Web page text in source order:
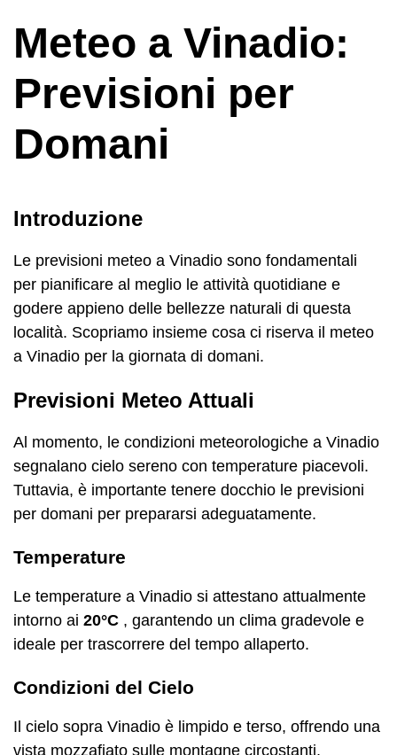
Meteo a Vinadio:
Previsioni per
Domani
Introduzione
Le previsioni meteo a Vinadio sono fondamentali
per pianificare al meglio le attività quotidiane e
godere appieno delle bellezze naturali di questa
località. Scopriamo insieme cosa ci riserva il meteo
a Vinadio per la giornata di domani.
Previsioni Meteo Attuali
Al momento, le condizioni meteorologiche a Vinadio
segnalano cielo sereno con temperature piacevoli.
Tuttavia, è importante tenere docchio le previsioni
per domani per prepararsi adeguatamente.
Temperature
Le temperature a Vinadio si attestano attualmente
intorno ai 20°C , garantendo un clima gradevole e
ideale per trascorrere del tempo allaperto.
Condizioni del Cielo
Il cielo sopra Vinadio è limpido e terso, offrendo una
vista mozzafiato sulle montagne circostanti.